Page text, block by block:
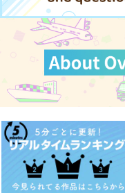
恋桜
おしゃこんぶ
（税込）
うちはサスケ×春野サクラ
サンプル
作品詳細
し
カート